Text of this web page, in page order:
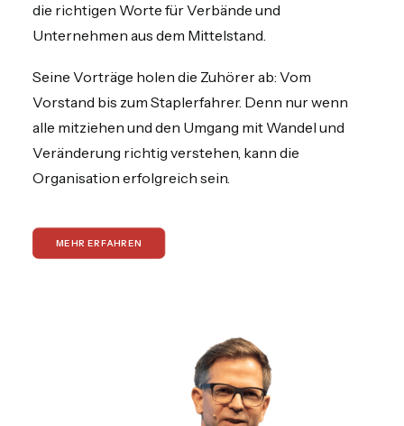
die richtigen Worte für Verbände und
Unternehmen aus dem Mittelstand.
Seine Vorträge holen die Zuhörer ab: Vom
Vorstand bis zum Staplerfahrer. Denn nur wenn
alle mitziehen und den Umgang mit Wandel und
Veränderung richtig verstehen, kann die
Organisation erfolgreich sein.
MEHR ERFAHREN